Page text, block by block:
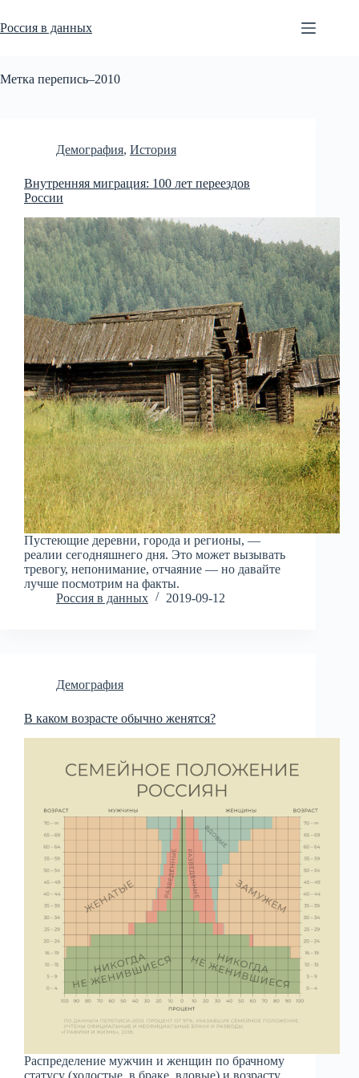
к
сути
Россия в данных
Метка перепись–2010
Демография, История
Внутренняя миграция: 100 лет переездов
России
Пустеющие деревни, города и регионы, —
реалии сегодняшнего дня. Это может вызывать
тревогу, непонимание, отчаяние — но давайте
лучше посмотрим на факты.
Россия в данных
2019-09-12
Демография
В каком возрасте обычно женятся?
Распределение мужчин и женщин по брачному
статусу (холостые, в браке, вдовые) и возрасту.